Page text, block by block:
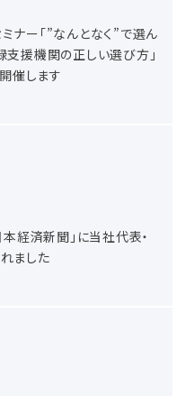
ナー「”なんとなく”で選ん
支援機関の正しい選び方」
催します
本経済新聞」に当社代表・
ました